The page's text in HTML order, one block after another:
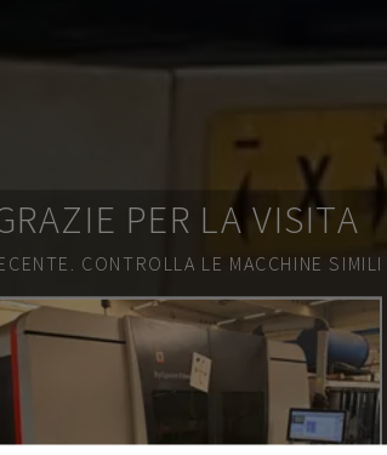
PER LA VISITA
CONTROLLA LE MACCHINE